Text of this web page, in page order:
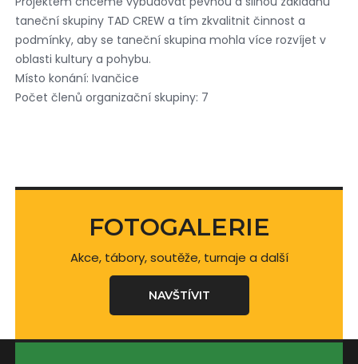
taneční skupiny TAD CREW a tím zkvalitnit činnost a
podmínky, aby se taneční skupina mohla více rozvíjet v
oblasti kultury a pohybu.
Místo konání: Ivančice
Počet členů organizační skupiny: 7
FOTOGALERIE
Akce, tábory, soutěže, turnaje a další
NAVŠTÍVIT